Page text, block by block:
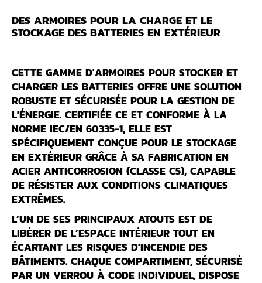
DES ARMOIRES POUR LA CHARGE ET LE
STOCKAGE DES BATTERIES EN EXTÉRIEUR
CETTE GAMME D'ARMOIRES POUR STOCKER ET
CHARGER LES BATTERIES OFFRE UNE SOLUTION
ROBUSTE ET SÉCURISÉE POUR LA GESTION DE
L'ÉNERGIE. CERTIFIÉE CE ET CONFORME À LA
NORME IEC/EN 60335-1, ELLE EST
SPÉCIFIQUEMENT CONÇUE POUR LE STOCKAGE
EN EXTÉRIEUR GRÂCE À SA FABRICATION EN
ACIER ANTICORROSION (CLASSE C5), CAPABLE
DE RÉSISTER AUX CONDITIONS CLIMATIQUES
EXTRÊMES.
L’UN DE SES PRINCIPAUX ATOUTS EST DE
LIBÉRER DE L’ESPACE INTÉRIEUR TOUT EN
ÉCARTANT LES RISQUES D'INCENDIE DES
BÂTIMENTS. CHAQUE COMPARTIMENT, SÉCURISÉ
PAR UN VERROU À CODE INDIVIDUEL, DISPOSE